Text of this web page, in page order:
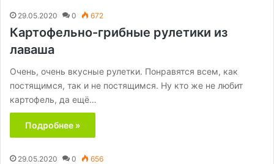
29.05.2020 0 672
Картофельно-грибные рулетики из
лаваша
Очень, очень вкусные рулетки. Понравятся всем, как
постящимся, так и не постящимся. Ну кто же не любит
картофель, да ещё…
Подробнее »
29.05.2020 0 656